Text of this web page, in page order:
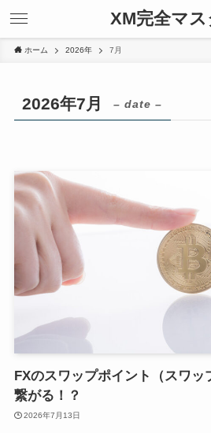
XM完全マス
ホーム 2026年 7月
2026年7月 – date –
FXのスワップポイント（スワッ
繋がる！？
2026年7月13日